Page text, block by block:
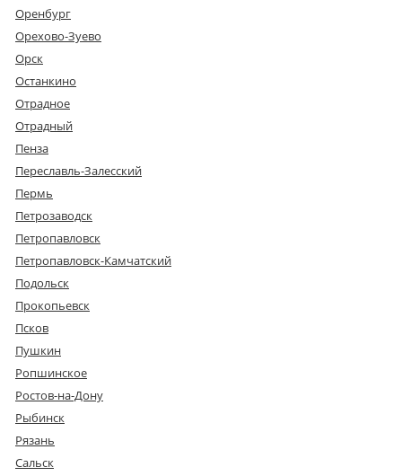
Оренбург
Орехово-Зуево
Орск
Останкино
Отрадное
Отрадный
Пенза
Переславль-Залесский
Пермь
Петрозаводск
Петропавловск
Петропавловск-Камчатский
Подольск
Прокопьевск
Псков
Пушкин
Ропшинское
Ростов-на-Дону
Рыбинск
Рязань
Сальск